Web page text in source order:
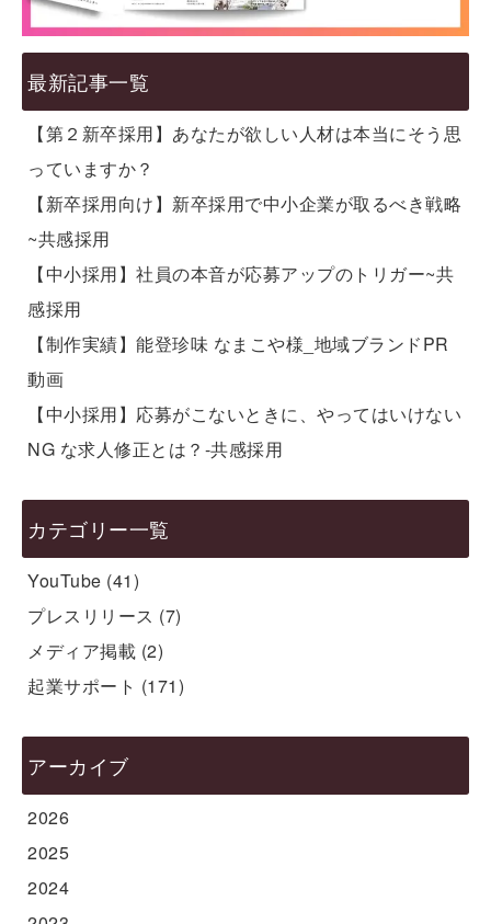
最新記事一覧
【第２新卒採用】あなたが欲しい人材は本当にそう思
っていますか？
【新卒採用向け】新卒採用で中小企業が取るべき戦略
~共感採用
【中小採用】社員の本音が応募アップのトリガー~共
感採用
【制作実績】能登珍味 なまこや様_地域ブランドPR
動画
【中小採用】応募がこないときに、やってはいけない
NG な求人修正とは？-共感採用
カテゴリー一覧
YouTube (41)
プレスリリース (7)
メディア掲載 (2)
起業サポート (171)
アーカイブ
2026
2025
2024